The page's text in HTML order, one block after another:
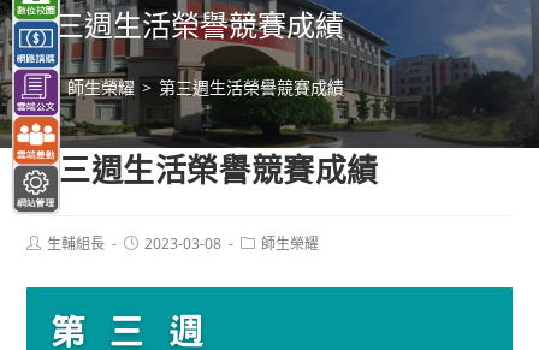
容 第三週生活榮譽競賽成績
> 師生榮耀 > 第三週生活榮譽競賽成績
第三週生活榮譽競賽成績
Post生輔組長
Post2023-03-08
Post師生榮耀